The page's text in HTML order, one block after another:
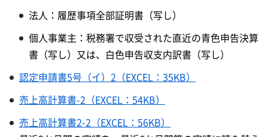
法人：履歴事項全部証明書（写し）
個人事業主：税務署で収受された直近の青色申告決算
書（写し）又は、白色申告収支内訳書（写し）
認定申請書5号（イ）2（EXCEL：35KB）
売上高計算書-2（EXCEL：54KB）
売上高計算書2-2（EXCEL：56KB）